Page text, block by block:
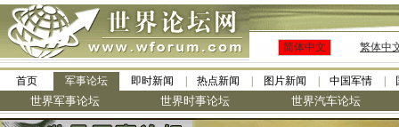
简体中文 繁体中
首页 军事论坛 即时新闻 热点新闻 图片新闻 中国军情
世界军事论坛 世界时事论坛 世界汽车论坛